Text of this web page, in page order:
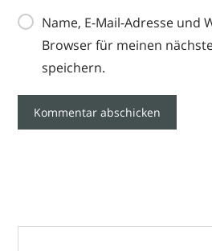
Name, E-Mail-Adresse und
Browser für meinen
speichern.